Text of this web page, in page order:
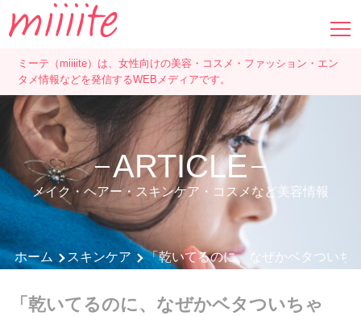
ミーテ（miiiite）は、女性向けの美容・コスメ・ファッション・エン
タメ情報などを発信するWEBメディアです。
ARTICLE
メイク・ヘアー・スキンケア・コスメなど美容情報
ホーム スキンケア 「乾いてるのに、なぜかベタついち
「乾いてるのに、なぜかベタついちゃ